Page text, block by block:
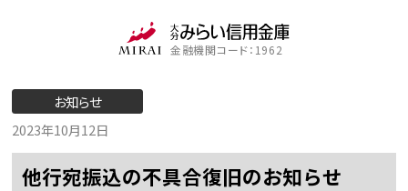
金融機関コード：1962
お知らせ
2023年10月12日
他行宛振込の不具合復旧のお知らせ